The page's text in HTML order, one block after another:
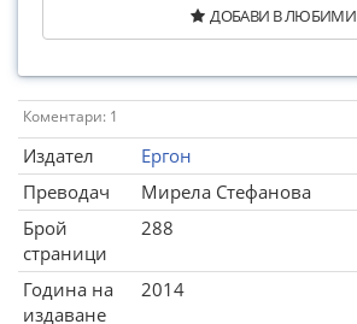
ДОБАВИ В ЛЮБИМИ
Коментари: 1
Издател
Ергон
Преводач
Мирела Стефанова
Брой
страници
288
Година на
издаване
2014